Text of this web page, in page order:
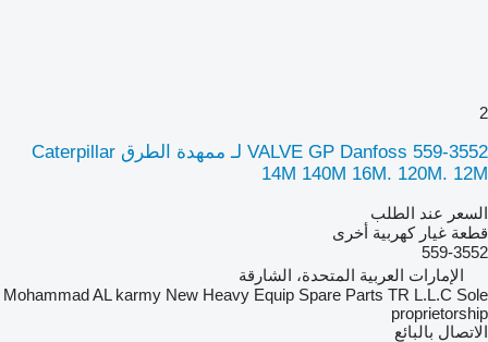
2
VALVE GP Danfoss 559-3552 لـ ممهدة الطرق Caterpillar
14M 140M 16M. 120M. 12M
السعر عند الطلب
قطعة غيار كهربية أخرى
559-3552
الإمارات العربية المتحدة، الشارقة
Mohammad AL karmy New Heavy Equip Spare Parts TR L.L.C Sole
proprietorship
الاتصال بالبائع